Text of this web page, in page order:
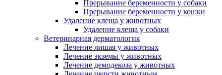
Прерывание беременности у собаки
Прерывание беременности у кошки
Удаление клеща у животных
Удаление клеща у собаки
Ветеринарная дерматология
Лечение лишая у животных
Лечение экземы у животных
Лечение демодекоза у животных